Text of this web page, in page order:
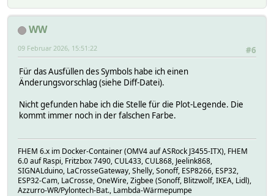
WW
#6
09 Februar 2026, 15:51:22
Für das Ausfüllen des Symbols habe ich einen
Änderungsvorschlag (siehe Diff-Datei).
Nicht gefunden habe ich die Stelle für die Plot-Legende. Die
kommt immer noch in der falschen Farbe.
FHEM 6.x im Docker-Container (OMV4 auf ASRock J3455-ITX), FHEM
6.0 auf Raspi, Fritzbox 7490, CUL433, CUL868, Jeelink868,
SIGNALduino, LaCrosseGateway, Shelly, Sonoff, ESP8266, ESP32,
ESP32-Cam, LaCrosse, OneWire, Zigbee (Sonoff, Blitzwolf, IKEA, Lidl),
Azzurro-WR/Pylontech-Bat., Lambda-Wärmepumpe